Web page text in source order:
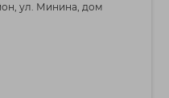
ул. Минина, дом